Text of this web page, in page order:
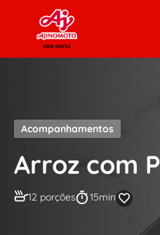
Skip to content
Acompanhamentos
Arroz com
12 porções 15min